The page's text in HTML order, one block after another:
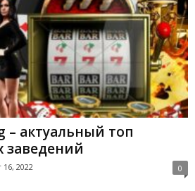
– актуальный топ
заведений
2022 0